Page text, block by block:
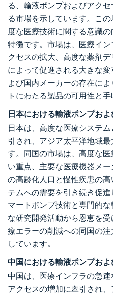
る、輸液ポンプおよびアク
る市場を示しています。こ
度な医療技術に関する意識
特徴です。市場は、医療イ
クセスの拡大、高度な薬剤
によって促進される大きな
よび国内メーカーの存在に
トにわたる製品の可用性と
日本における輸液ポンプお
日本は、高度な医療システ
引され、アジア太平洋地域
す。同国の市場は、高度な
い重点、主要な医療機器メ
の高齢化人口と慢性疾患の
テムへの需要を引き続き促
マートポンプ技術と専門的
な研究開発活動から恩恵を
療エラーの削減への同国の
しています。
中国における輸液ポンプお
中国は、医療インフラの急
アクセスの増加に牽引され